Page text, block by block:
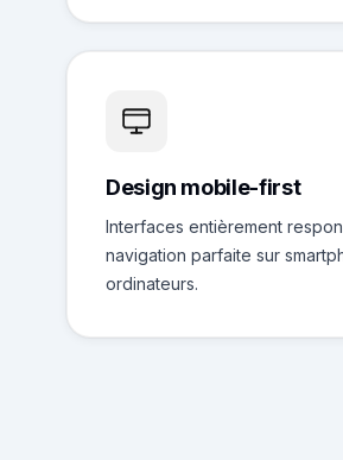
Design mobile-first
Interfaces entièrement
navigation parfaite sur
ordinateurs.